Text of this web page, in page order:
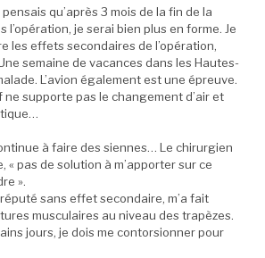
qu’après 3 mois de la fin de la
l’opération, je serai bien plus en forme. Je
les effets secondaires de l’opération,
semaine de vacances dans les Hautes-
L’avion également est une épreuve.
supporte pas le changement d’air et
à faire des siennes… Le chirurgien
« pas de solution à m’apporter sur ce
».
sans effet secondaire, m’a fait
musculaires au niveau des trapèzes.
jours, je dois me contorsionner pour